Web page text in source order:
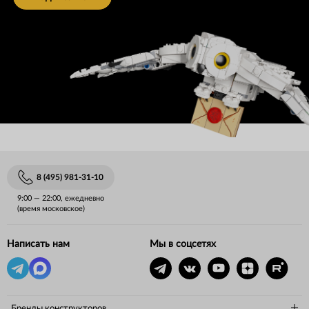
8 (495) 981-31-10
9:00 — 22:00, ежедневно
(время московское)
Написать нам Мы в соцсетях